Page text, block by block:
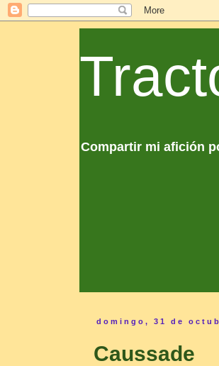
Compartir mi afición
domingo, 31 de
Caussade